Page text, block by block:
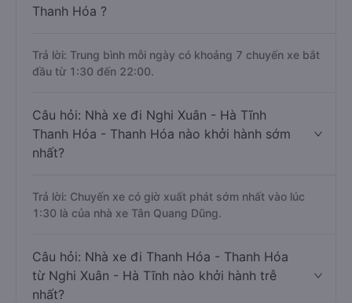
Thanh Hóa ?
Trả lời: Trung bình mỗi ngày có khoảng 7 chuyến xe bắt
đầu từ 1:30 đến 22:00.
Câu hỏi: Nhà xe đi Nghi Xuân - Hà Tĩnh
Thanh Hóa - Thanh Hóa nào khởi hành sớm
nhất?
Trả lời: Chuyến xe có giờ xuất phát sớm nhất vào lúc
1:30 là của nhà xe Tân Quang Dũng.
Câu hỏi: Nhà xe đi Thanh Hóa - Thanh Hóa
từ Nghi Xuân - Hà Tĩnh nào khởi hành trễ
nhất?